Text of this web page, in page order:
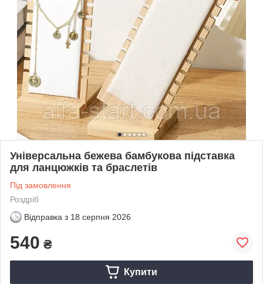
Універсальна бежева бамбукова підставка
для ланцюжків та браслетів
Під замовлення
Роздріб
Відправка з 18 серпня 2026
540 ₴
Купити